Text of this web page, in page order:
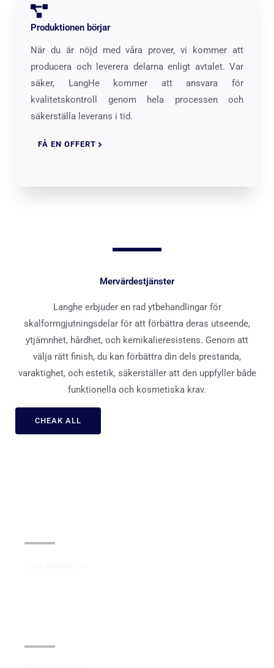
Produktionen börjar
När du är nöjd med våra prover, vi kommer att
producera och leverera delarna enligt avtalet. Var
säker, LangHe kommer att ansvara för
kvalitetskontroll genom hela processen och
säkerställa leverans i tid.
FÅ EN OFFERT
Mervärdestjänster
Langhe erbjuder en rad ytbehandlingar för
skalformgjutningsdelar för att förbättra deras utseende,
ytjämnhet, hårdhet, och kemikalieresistens. Genom att
välja rätt finish, du kan förbättra din dels prestanda,
varaktighet, och estetik, säkerställer att den uppfyller både
funktionella och kosmetiska krav.
CHEAK ALL